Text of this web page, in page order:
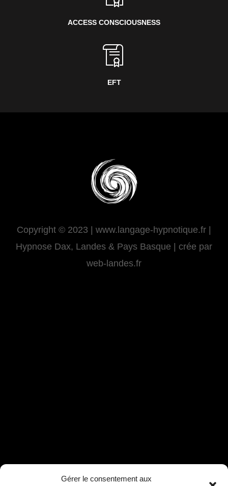
Gérer le consentement aux
ACCESS CONSCIOUSNESS
EFT
Copyright © 2023 | www.langage-hypnotique.fr |
Hypnose Dax, Landes & Pays Basque | crée par
web-landes.fr